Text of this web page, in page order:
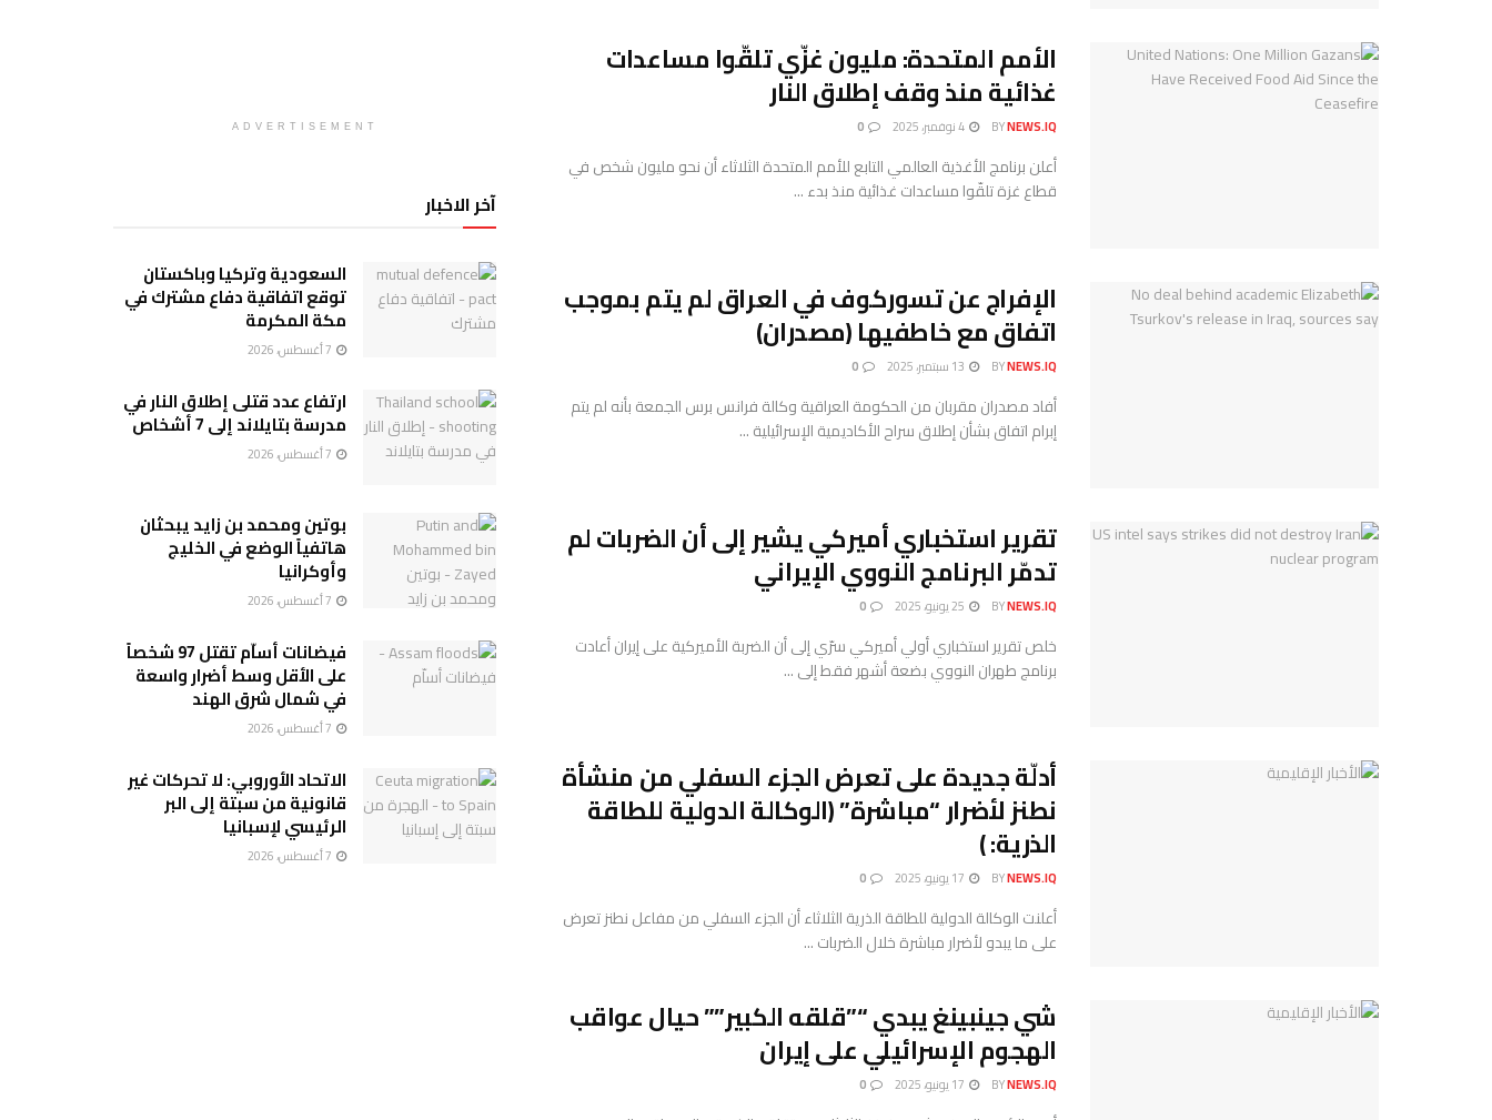
الأمم المتحدة: مليون غزّي تلقّوا مساعدات
غذائية منذ وقف إطلاق النار
BYNEWS.IQ
أعلن برنامج الأغذية العالمي التابع للأمم المتحدة الثلاثاء أن نحو مليون شخص في
قطاع غزة تلقّوا مساعدات غذائية منذ بدء ...
الإفراج عن تسوركوف في العراق لم يتم بموجب
اتفاق مع خاطفيها (مصدران)
BYNEWS.IQ
أفاد مصدران مقربان من الحكومة العراقية وكالة فرانس برس الجمعة بأنه لم يتم
إبرام اتفاق بشأن إطلاق سراح الأكاديمية الإسرائيلية ...
تقرير استخباري أميركي يشير إلى أن الضربات لم
تدمّر البرنامج النووي الإيراني
BYNEWS.IQ
خلص تقرير استخباري أولي أميركي سرّي إلى أن الضربة الأميركية على إيران أعادت
برنامج طهران النووي بضعة أشهر فقط إلى ...
أدلّة جديدة على تعرض الجزء السفلي من منشأة
نطنز لأضرار “مباشرة” (الوكالة الدولية للطاقة
الذرية: )
BYNEWS.IQ
أعلنت الوكالة الدولية للطاقة الذرية الثلاثاء أن الجزء السفلي من مفاعل نطنز تعرض
على ما يبدو لأضرار مباشرة خلال الضربات ...
شي جينبينغ يبدي “”قلقه الكبير”” حيال عواقب
الهجوم الإسرائيلي على إيران
BYNEWS.IQ
ADVERTISEMENT
آخر الاخبار
السعودية وتركيا وباكستان
توقع اتفاقية دفاع مشترك في
مكة المكرمة
ارتفاع عدد قتلى إطلاق النار في
مدرسة بتايلاند إلى 7 أشخاص
بوتين ومحمد بن زايد يبحثان
هاتفياً الوضع في الخليج
وأوكرانيا
فيضانات أساّم تقتل 97 شخصاً
على الأقل وسط أضرار واسعة
في شمال شرق الهند
الاتحاد الأوروبي: لا تحركات غير
قانونية من سبتة إلى البر
الرئيسي لإسبانيا